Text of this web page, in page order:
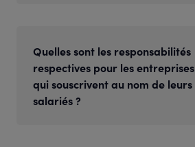
Quelles sont les responsabilités
respectives pour les entreprises
qui souscrivent au nom de leurs
salariés ?